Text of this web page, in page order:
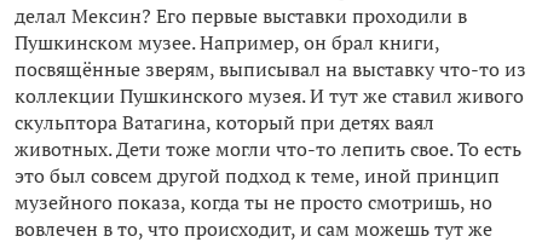
делал Мексин? Его первые выставки проходили в
Пушкинском музее. Например, он брал книги,
посвящённые зверям, выписывал на выставку что-то из
коллекции Пушкинского музея. И тут же ставил живого
скульптора Ватагина, который при детях ваял
животных. Дети тоже могли что-то лепить свое. То есть
это был совсем другой подход к теме, иной принцип
музейного показа, когда ты не просто смотришь, но
вовлечен в то, что происходит, и сам можешь тут же